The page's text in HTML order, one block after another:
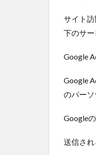
サイト
下のサー
Google
Google
のパー
Google
送信され